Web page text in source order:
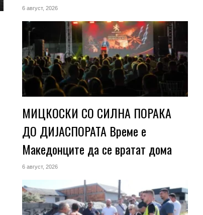
6 август, 2026
МИЦКОСКИ СО СИЛНА ПОРАКА
ДО ДИЈАСПОРАТА Време е
Македонците да се вратат дома
6 август, 2026